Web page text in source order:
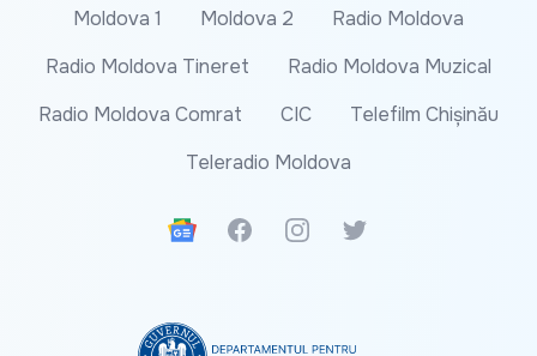
Moldova 1 Moldova 2
Radio Moldova
Radio Moldova Tineret
Radio Moldova Muzical
Radio Moldova Comrat
CIC
Telefilm Chișinău
Teleradio Moldova
Google News
FacebookInstagramTwitter